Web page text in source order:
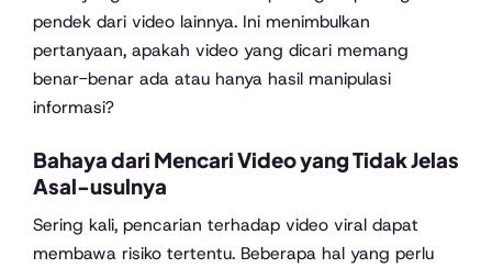
pendek dari video lainnya. Ini menimbulkan
pertanyaan, apakah video yang dicari memang
benar-benar ada atau hanya hasil manipulasi
informasi?
Bahaya dari Mencari Video yang Tidak Jelas
Asal-usulnya
Sering kali, pencarian terhadap video viral dapat
membawa risiko tertentu. Beberapa hal yang perlu